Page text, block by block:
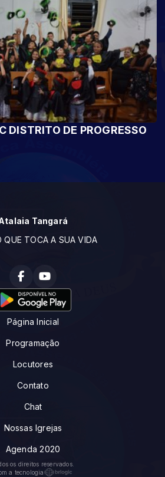
DISTRITO DE PROGRESSO
Tangará
QUE TOCA A SUA VIDA
Página Inicial
Programação
Locutores
Contato
Chat
Nossas Igrejas
Agenda 2020
os direitos reservados.
a tecnologia